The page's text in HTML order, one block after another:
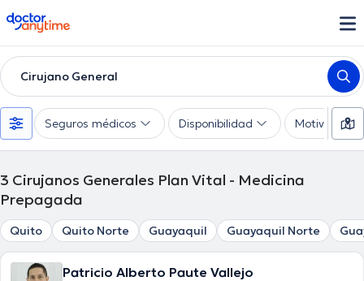
doctoranytime
Cirujano General
Seguros médicos Disponibilidad Motivo de
3 Cirujanos Generales Plan Vital - Medicina
Prepagada
Quito Quito Norte Guayaquil Guayaquil Norte
Patricio Alberto Paute Vallejo